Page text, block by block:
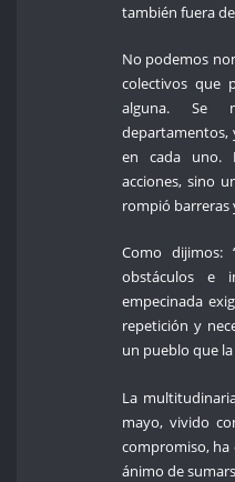
también fuera
No podemos
colectivos que
alguna. Se
departamentos,
en cada uno.
acciones, sino
rompió barreras
Como dijimos:
obstáculos e
empecinada
repetición y
un pueblo que
La
mayo, vivido
compromiso, ha
ánimo de